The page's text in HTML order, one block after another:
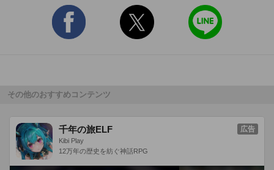
その他のおすすめコンテンツ
千年の旅ELF
Kibi Play
12万年の歴史を紡ぐ神話RPG
広告